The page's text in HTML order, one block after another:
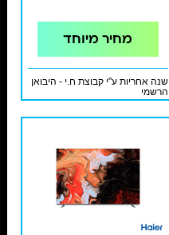
מחיר מיוחד
שנה אחריות ע"י קבוצת ח.י - היבואן
הרשמי